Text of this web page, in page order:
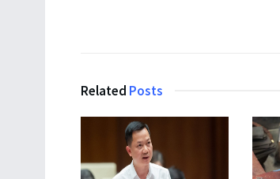
Related Posts